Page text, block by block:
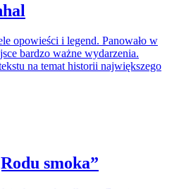
opowieści i legend. Panowało w
bardzo ważne wydarzenia.
na temat historii największego
smoka”